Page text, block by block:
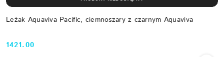
Leżak Aquaviva Pacific, ciemnoszary z czarnym Aquaviva
Cena:
1421.00